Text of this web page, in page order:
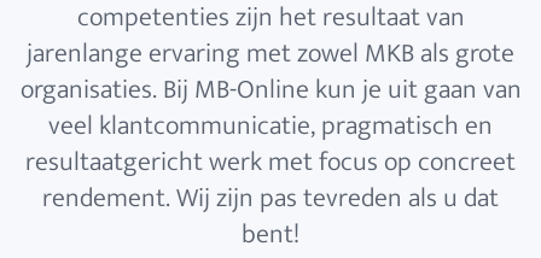
competenties zijn het resultaat van
jarenlange ervaring met zowel MKB als grote
organisaties. Bij MB-Online kun je uit gaan van
veel klantcommunicatie, pragmatisch en
resultaatgericht werk met focus op concreet
rendement. Wij zijn pas tevreden als u dat
bent!